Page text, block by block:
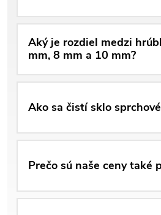
Aký je rozdiel medzi
mm, 8 mm a 10 mm?
Ako sa čistí sklo
Prečo sú naše ceny také